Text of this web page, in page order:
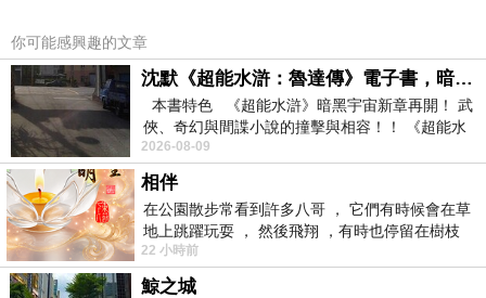
卦。
「易」淵遠流長，八卦早在三皇五帝之前就有，
文王推演64卦寫出包含〈上經〉、〈下經〉的
《周易》 ，文王之弟周公寫作《爻辭》，春秋時
代的人闡述《周易》
將《周易》+ 《爻辭》+「十翼」，就是五經之首
《易經》。
你可能感興趣的文章
沈默《超能水滸：魯達傳》電子書，暗黑宇宙新章，一一五年八月璀璨上架！
本書特色 《超能水滸》暗黑宇宙新章再開！ 武
俠、奇幻與間諜小說的撞擊與相容！！ 《超能水
滸》系列第四部
2026-08-09
相伴
在公園散步常看到許多八哥 ， 它們有時候會在草
地上跳躍玩耍 ， 然後飛翔 ，有時也停留在樹枝
上，它們身軀是咖啡色的，鳥喙是黃色
22 小時前
鯨之城